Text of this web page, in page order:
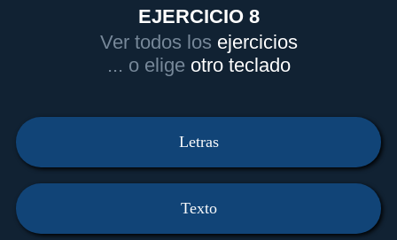
EJERCICIO 8
Ver todos los ejercicios
... o elige otro teclado
Letras
Texto